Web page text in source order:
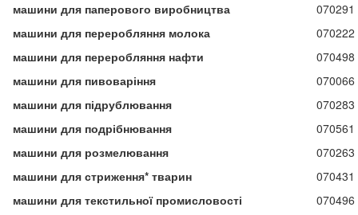
машини для паперового виробництва
070291
машини для переробляння молока
070222
машини для переробляння нафти
070498
машини для пивоваріння
070066
машини для підрублювання
070283
машини для подрібнювання
070561
машини для розмелювання
070263
машини для стриження* тварин
070431
машини для текстильної промисловості
070496